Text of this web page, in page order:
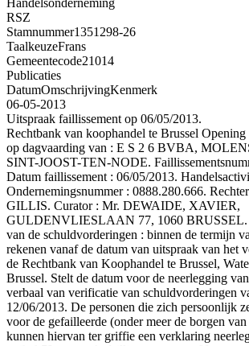
RSZ
Stamnummer1351298-26
TaalkeuzeFrans
Gemeentecode21014
Publicaties
DatumOmschrijvingKenmerk
06-05-2013
Uitspraak faillissement op 06/05/2013.
Rechtbank van koophandel te Brussel
op dagvaarding van : E S 2 6 BVBA,
SINT-JOOST-TEN-NODE.
Datum faillissement : 06/05/2013.
Ondernemingsnummer : 0888.280.666.
GILLIS. Curator : Mr. DEWAIDE, XAVIER,
GULDENVLIESLAAN 77, 1060 BRUSSEL.
van de schuldvorderingen : binnen de termijn
rekenen vanaf de datum van uitspraak van het
de Rechtbank van Koophandel te Brussel,
Brussel. Stelt de datum voor de neerlegging
verbaal van verificatie van schuldvorderingen
12/06/2013. De personen die zich persoonlijk
voor de gefailleerde (onder meer de borgen
kunnen hiervan ter griffie een verklaring